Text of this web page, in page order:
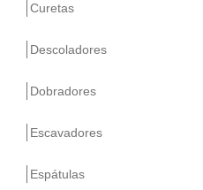
Curetas
Descoladores
Dobradores
Escavadores
Espátulas